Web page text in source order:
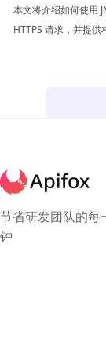
请求测试？
本文将介绍如何使用
HTTPS 请求，并提供
节省研发团队的每
钟